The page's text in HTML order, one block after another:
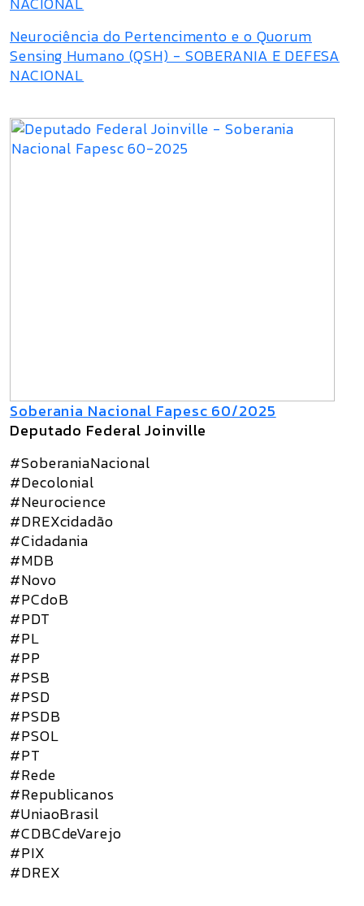
Neurociência do Pertencimento e o Quorum
Sensing Humano (QSH) - SOBERANIA E DEFESA
NACIONAL
Soberania Nacional Fapesc 60/2025
Deputado Federal Joinville
#SoberaniaNacional
#Decolonial
#Neurocience
#DREXcidadão
#Cidadania
#MDB
#Novo
#PCdoB
#PDT
#PL
#PP
#PSB
#PSD
#PSDB
#PSOL
#PT
#Rede
#Republicanos
#UniaoBrasil
#CDBCdeVarejo
#PIX
#DREX